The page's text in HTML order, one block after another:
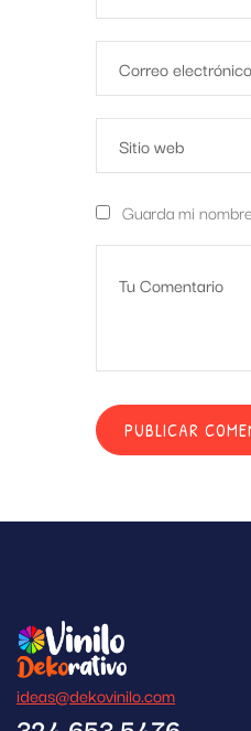
Guarda mi
ideas@dekovinilo.com